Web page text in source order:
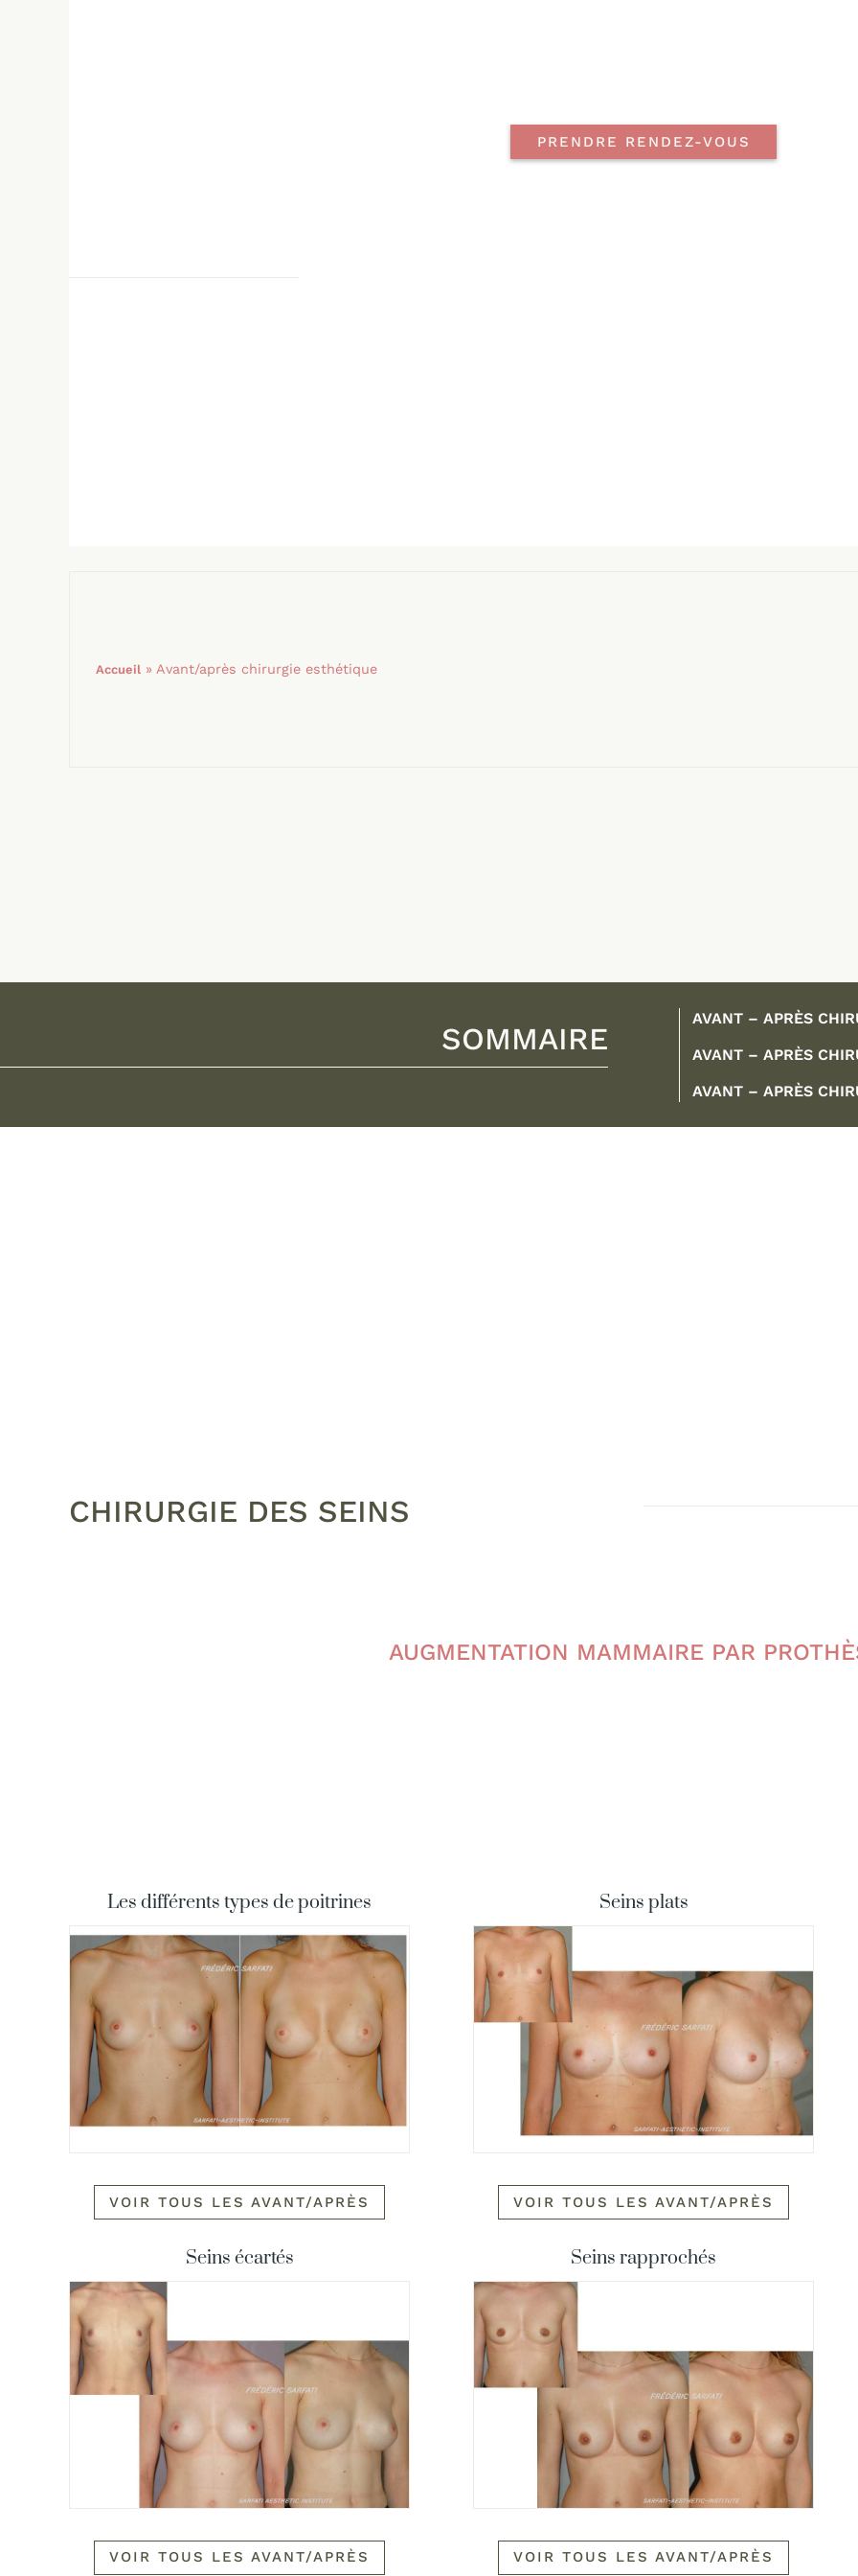
PRENDRE RENDEZ-VOUS
Accueil» Avant/après chirurgie esthétique
SOMMAIRE
AVANT – APRÈS
AVANT – APRÈS
AVANT – APRÈS
CHIRURGIE DES SEINS
AUGMENTATION MAMMAIRE PAR
Les différents types de poitrines
VOIR TOUS LES AVANT/APRÈS
Seins plats
VOIR TOUS LES AVANT/APRÈS
Seins écartés
VOIR TOUS LES AVANT/APRÈS
Seins rapprochés
VOIR TOUS LES AVANT/APRÈS